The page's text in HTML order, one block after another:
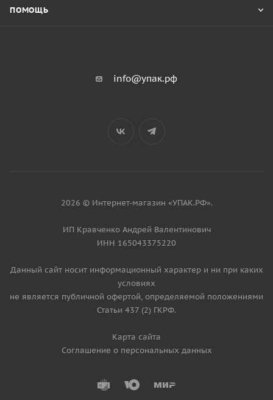
ПОМОЩЬ
info@упак.рф
2026 © Интернет-магазин «УПАК.РФ».
ИП Кравченко Андрей Валентинович
ИНН 165043375220
Данный сайт носит информационный характер и ни при каких
условиях
не является публичной офертой, определяемой положениями
Статьи 437 (2) ГКРФ.
Карта сайта
Соглашение о персональных данных